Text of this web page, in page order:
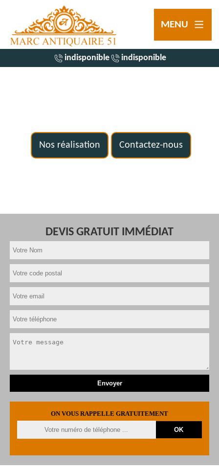
MENU
indisponible indisponible
Nos réalisation Contactez-nous
DEVIS GRATUIT IMMÉDIAT
ON VOUS RAPPELLE GRATUITEMENT